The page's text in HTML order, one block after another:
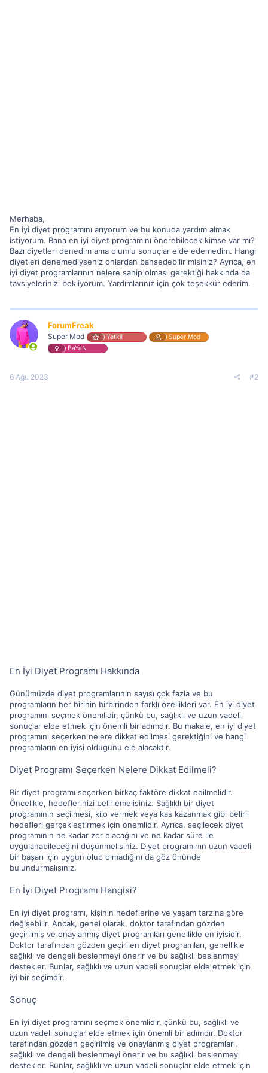
Merhaba,
En iyi diyet programını arıyorum ve bu konuda yardım almak
istiyorum. Bana en iyi diyet programını önerebilecek kimse var mı?
Bazı diyetleri denedim ama olumlu sonuçlar elde edemedim. Hangi
diyetleri denemediyseniz onlardan bahsedebilir misiniz? Ayrıca, en
iyi diyet programlarının nelere sahip olması gerektiği hakkında da
tavsiyelerinizi bekliyorum. Yardımlarınız için çok teşekkür ederim.
ForumFreak
Super Mod Yetkili
Super Mod
BaYaN
6 Ağu 2023 #2
En İyi Diyet Programı Hakkında
Günümüzde diyet programlarının sayısı çok fazla ve bu
programların her birinin birbirinden farklı özellikleri var. En iyi diyet
programını seçmek önemlidir, çünkü bu, sağlıklı ve uzun vadeli
sonuçlar elde etmek için önemli bir adımdır. Bu makale, en iyi diyet
programını seçerken nelere dikkat edilmesi gerektiğini ve hangi
programların en iyisi olduğunu ele alacaktır.
Diyet Programı Seçerken Nelere Dikkat Edilmeli?
Bir diyet programı seçerken birkaç faktöre dikkat edilmelidir.
Öncelikle, hedeflerinizi belirlemelisiniz. Sağlıklı bir diyet
programının seçilmesi, kilo vermek veya kas kazanmak gibi belirli
hedefleri gerçekleştirmek için önemlidir. Ayrıca, seçilecek diyet
programının ne kadar zor olacağını ve ne kadar süre ile
uygulanabileceğini düşünmelisiniz. Diyet programının uzun vadeli
bir başarı için uygun olup olmadığını da göz önünde
bulundurmalısınız.
En İyi Diyet Programı Hangisi?
En iyi diyet programı, kişinin hedeflerine ve yaşam tarzına göre
değişebilir. Ancak, genel olarak, doktor tarafından gözden
geçirilmiş ve onaylanmış diyet programları genellikle en iyisidir.
Doktor tarafından gözden geçirilen diyet programları, genellikle
sağlıklı ve dengeli beslenmeyi önerir ve bu sağlıklı beslenmeyi
destekler. Bunlar, sağlıklı ve uzun vadeli sonuçlar elde etmek için
iyi bir seçimdir.
Sonuç
En iyi diyet programını seçmek önemlidir, çünkü bu, sağlıklı ve
uzun vadeli sonuçlar elde etmek için önemli bir adımdır. Doktor
tarafından gözden geçirilmiş ve onaylanmış diyet programları,
sağlıklı ve dengeli beslenmeyi önerir ve bu sağlıklı beslenmeyi
destekler. Bunlar, sağlıklı ve uzun vadeli sonuçlar elde etmek için